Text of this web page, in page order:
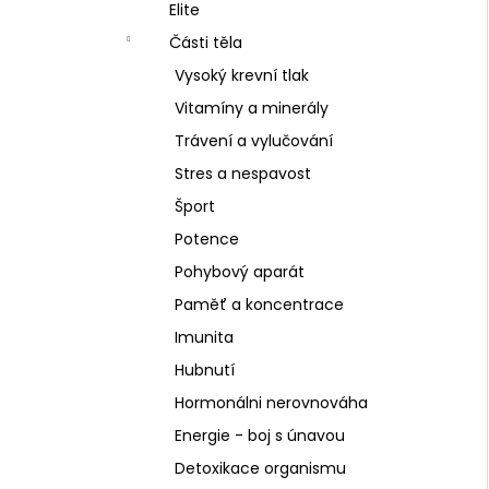
Elite
Části těla
Vysoký krevní tlak
Vitamíny a minerály
Trávení a vylučování
Stres a nespavost
Šport
Potence
Pohybový aparát
Paměť a koncentrace
Imunita
Hubnutí
Hormonálni nerovnováha
Energie - boj s únavou
Detoxikace organismu
SCHIZANDRA
329 Kč